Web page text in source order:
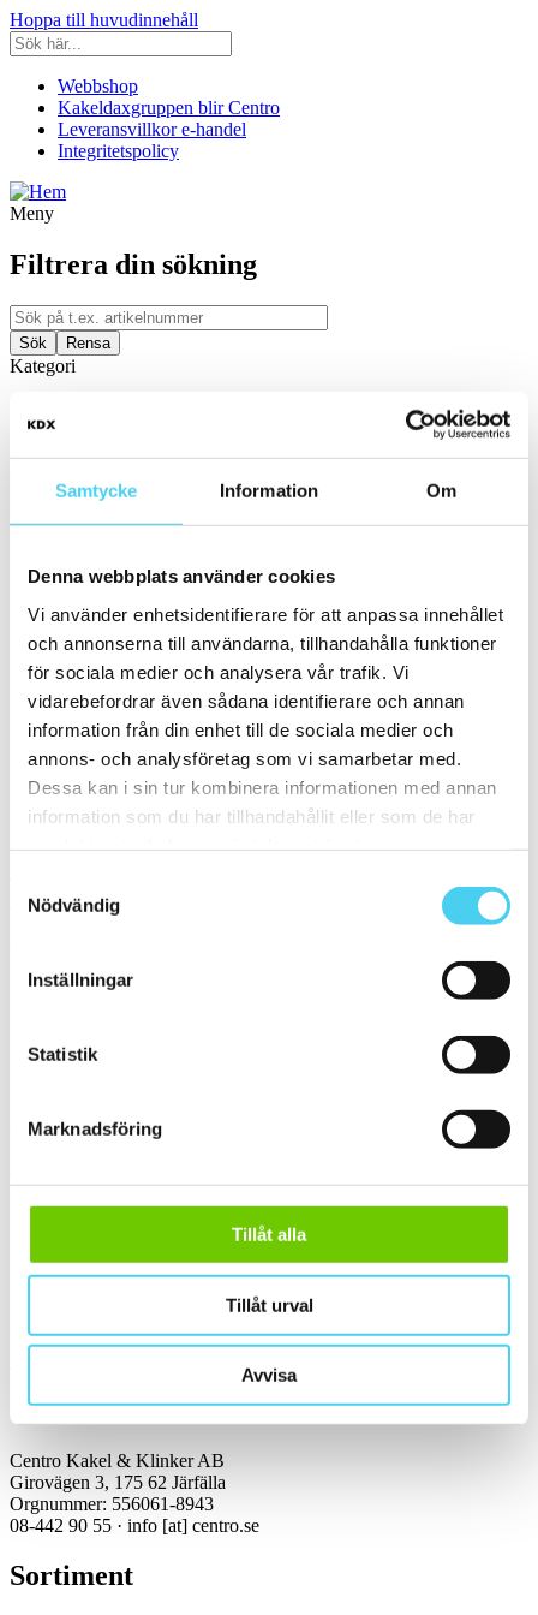
Samtycke Information Om
Denna webbplats använder cookies
Vi använder enhetsidentifierare för att anpassa innehållet
och annonserna till användarna, tillhandahålla funktioner
för sociala medier och analysera vår trafik. Vi
vidarebefordrar även sådana identifierare och annan
information från din enhet till de sociala medier och
annons- och analysföretag som vi samarbetar med.
Dessa kan i sin tur kombinera informationen med annan
information som du har tillhandahållit eller som de har
Nödvändig
Inställningar
Statistik
Marknadsföring
Tillåt alla
Tillåt urval
Avvisa
Hoppa till huvudinnehåll
Webbshop
Kakeldaxgruppen blir Centro
Leveransvillkor e-handel
Integritetspolicy
Meny
Filtrera din sökning
Kategori
Kakel & Klinker
Utrymme
Filtrera efter utrymme:
Vägg
Serie
Filtrera på en Serie
Välj en eller flera serier:
Hemisphere
Sortera
Tyvärr gav sökningen inget resultat. Välj gärna en kategori nedan
eller gör om din sökning.
Med över 30 år i branschen är vi experter på allt inom kakel och
Kakel & klinker
Kontakt
Öppettider:
Vardagar 07:00-16:00
Centro Kakel & Klinker AB
Girovägen 3, 175 62 Järfälla
Orgnummer: 556061-8943
08-442 90 55 · info [at] centro.se
Sortiment